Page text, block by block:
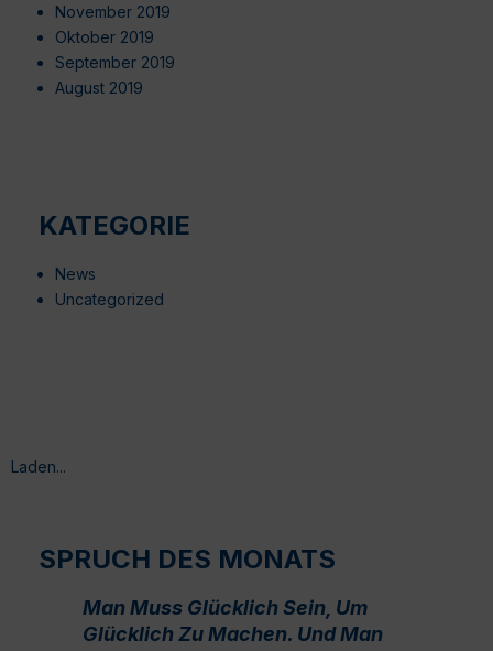
November 2019
Oktober 2019
September 2019
August 2019
KATEGORIE
News
Uncategorized
Laden...
SPRUCH DES MONATS
Man Muss Glücklich Sein, Um
Glücklich Zu Machen. Und Man